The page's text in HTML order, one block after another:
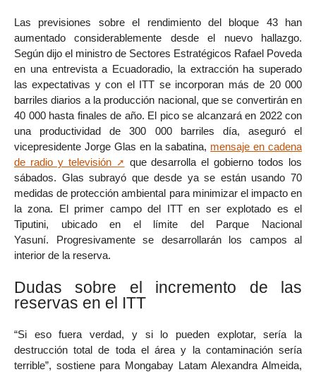
Las previsiones sobre el rendimiento del bloque 43 han
aumentado considerablemente desde el nuevo hallazgo.
Según dijo el ministro de Sectores Estratégicos Rafael Poveda
en una entrevista a Ecuadoradio, la extracción ha superado
las expectativas y con el ITT se incorporan más de 20 000
barriles diarios a la producción nacional, que se convertirán en
40 000 hasta finales de año. El pico se alcanzará en 2022 con
una productividad de 300 000 barriles día, aseguró el
vicepresidente Jorge Glas en la sabatina, mensaje en cadena
de radio y televisión
que desarrolla el gobierno todos los
sábados. Glas subrayó que desde ya se están usando 70
medidas de protección ambiental para minimizar el impacto en
la zona. El primer campo del ITT en ser explotado es el
Tiputini, ubicado en el límite del Parque Nacional
Yasuní. Progresivamente se desarrollarán los campos al
interior de la reserva.
Dudas sobre el incremento de las
reservas en el ITT
“Si eso fuera verdad, y si lo pueden explotar, sería la
destrucción total de toda el área y la contaminación sería
terrible”, sostiene para Mongabay Latam Alexandra Almeida,